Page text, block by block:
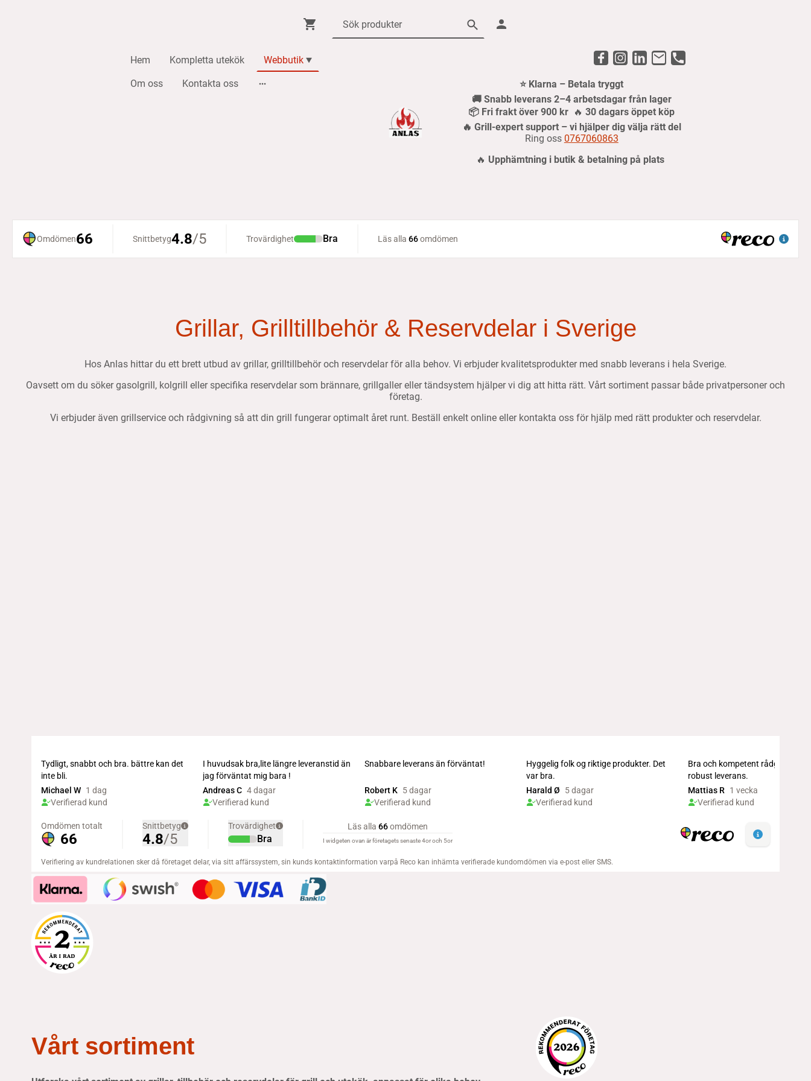
Hem Kompletta utekök Webbutik
Om oss Kontakta oss
⭐ Klarna – Betala tryggt
🚚 Snabb leverans 2–4 arbetsdagar från lager
📦 Fri frakt över 900 kr 🔥30 dagars öppet köp
🔥 Grill-expert support – vi hjälper dig välja rätt del
Ring oss 0767060863
🔥 Upphämtning i butik & betalning på plats
Grillar, Grilltillbehör & Reservdelar i Sverige
Hos Anlas hittar du ett brett utbud av grillar, grilltillbehör och reservdelar för alla behov. Vi erbjuder kvalitetsprodukter med snabb leverans i hela Sverige.
Oavsett om du söker gasolgrill, kolgrill eller specifika reservdelar som brännare, grillgaller eller tändsystem hjälper vi dig att hitta rätt. Vårt sortiment passar både privatpersoner och
företag.
Vi erbjuder även grillservice och rådgivning så att din grill fungerar optimalt året runt. Beställ enkelt online eller kontakta oss för hjälp med rätt produkter och reservdelar.
Vårt sortiment